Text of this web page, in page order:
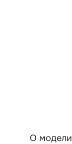
О модели